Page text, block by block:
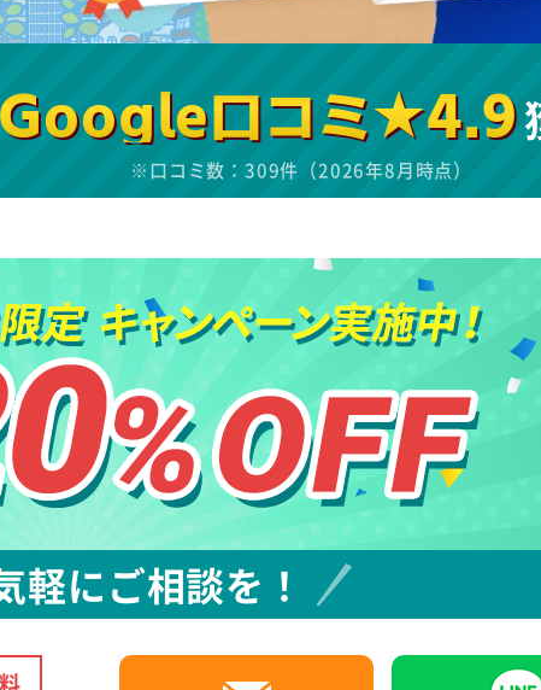
Google口コミ★4.9
※口コミ数：309件（2026年8月時点）
軽にご相談を！